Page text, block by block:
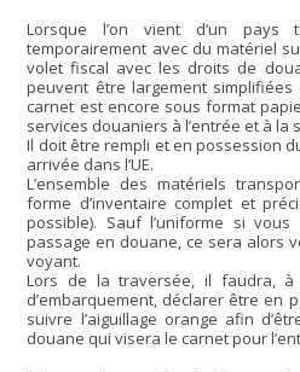
Lorsque l’on vient d’un pays
temporairement avec du matériel
volet fiscal avec les droits de
peuvent être largement simplifiées
carnet est encore sous format
services douaniers à l’entrée et à la
Il doit être rempli et en possession
arrivée dans l’UE.
L’ensemble des matériels
forme d’inventaire complet et
possible). Sauf l’uniforme si
passage en douane, ce sera alors
voyant.
Lors de la traversée, il faudra, à
d’embarquement, déclarer être en
suivre l’aiguillage orange afin
douane qui visera le carnet pour